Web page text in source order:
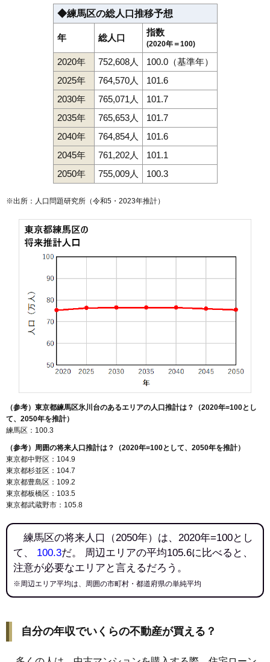
◆練馬区の総人口推移予想
年 総人口
指数
(2020年＝100)
2020年 752,608人
100.0（基準年）
2025年
764,570人
101.6
2030年
765,071人
101.7
2035年
765,653人
101.7
2040年
764,854人
101.6
2045年
761,202人
101.1
2050年
755,009人 100.3
※出所：人口問題研究所（令和5・2023年推計）
（参考）東京都練馬区氷川台のあるエリアの人口推計は？（2020年=100とし
て、2050年を推計）
練馬区：100.3
（参考）周囲の将来人口推計は？（2020年=100として、2050年を推計）
東京都中野区：104.9
東京都杉並区：104.7
東京都豊島区：109.2
東京都板橋区：103.5
東京都武蔵野市：105.8
練馬区の将来人口（2050年）は、2020年=100とし
て、 100.3だ。 周辺エリアの平均105.6に比べると、
注意が必要なエリアと言えるだろう。
※周辺エリア平均は、周囲の市町村・都道府県の単純平均
自分の年収でいくらの不動産が買える？